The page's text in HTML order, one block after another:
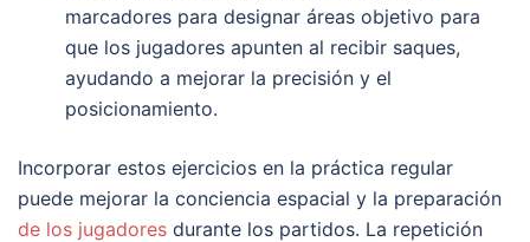
marcadores para designar áreas objetivo para
que los jugadores apunten al recibir saques,
ayudando a mejorar la precisión y el
posicionamiento.
Incorporar estos ejercicios en la práctica regular
puede mejorar la conciencia espacial y la preparación
de los jugadores durante los partidos. La repetición